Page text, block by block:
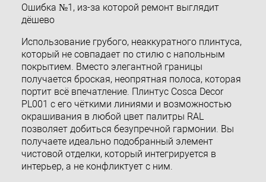
Ошибка №1, из-за которой ремонт выглядит
дёшево
Использование грубого, неаккуратного плинтуса,
который не совпадает по стилю с напольным
покрытием. Вместо элегантной границы
получается броская, неопрятная полоса, которая
портит всё впечатление. Плинтус Cosca Decor
PL001 с его чёткими линиями и возможностью
окрашивания в любой цвет палитры RAL
позволяет добиться безупречной гармонии. Вы
получаете идеально подобранный элемент
чистовой отделки, который интегрируется в
интерьер, а не конфликтует с ним.